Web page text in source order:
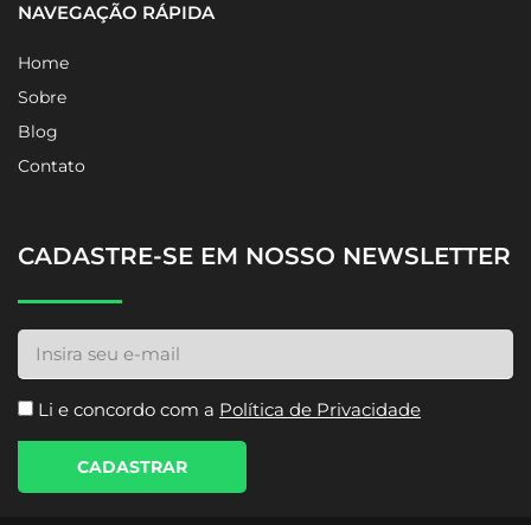
NAVEGAÇÃO RÁPIDA
Home
Sobre
Blog
Contato
CADASTRE-SE EM NOSSO NEWSLETTER
Li e concordo com a Política de Privacidade
CADASTRAR